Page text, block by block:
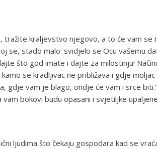
tražite kraljevstvo njegovo, a to će vam se
se, stado malo: svidjelo se Ocu vašemu
što god imate i dajte za milostinju!
se kradljivac ne približava i gdje
gdje vam je blago, ondje će vam i srce biti.”
vam bokovi budu opasani i svjetiljke
ljudima što čekaju gospodara kad se